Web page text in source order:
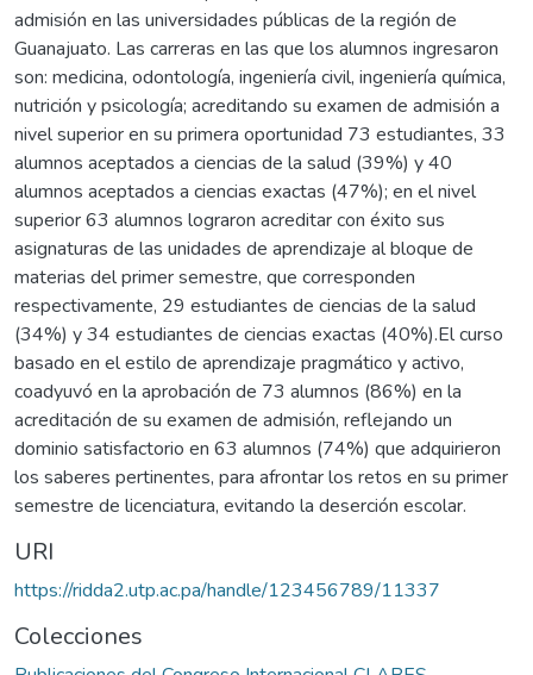
admisión en las universidades públicas de la región de
Guanajuato. Las carreras en las que los alumnos ingresaron
son: medicina, odontología, ingeniería civil, ingeniería química,
nutrición y psicología; acreditando su examen de admisión a
nivel superior en su primera oportunidad 73 estudiantes, 33
alumnos aceptados a ciencias de la salud (39%) y 40
alumnos aceptados a ciencias exactas (47%); en el nivel
superior 63 alumnos lograron acreditar con éxito sus
asignaturas de las unidades de aprendizaje al bloque de
materias del primer semestre, que corresponden
respectivamente, 29 estudiantes de ciencias de la salud
(34%) y 34 estudiantes de ciencias exactas (40%).El curso
basado en el estilo de aprendizaje pragmático y activo,
coadyuvó en la aprobación de 73 alumnos (86%) en la
acreditación de su examen de admisión, reflejando un
dominio satisfactorio en 63 alumnos (74%) que adquirieron
los saberes pertinentes, para afrontar los retos en su primer
semestre de licenciatura, evitando la deserción escolar.
URI
https://ridda2.utp.ac.pa/handle/123456789/11337
Colecciones